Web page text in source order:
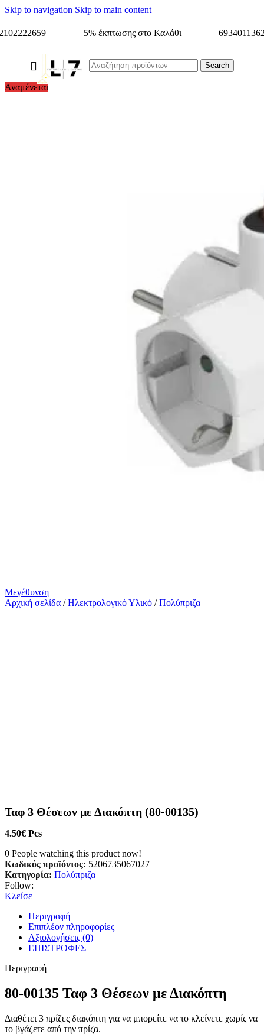
Skip to navigation Skip to main content
5% έκπτωσης στο Καλάθι
Search
Αναμένεται
Μεγέθυνση
Αρχική σελίδα / Ηλεκτρολογικό Υλικό / Πολύπριζα
Ταφ 3 Θέσεων με Διακόπτη (80-00135)
4.50€ Pcs
0 People watching this product now!
Κωδικός προϊόντος: 5206735067027
Κατηγορία: Πολύπριζα
Follow:
Κλείσε
Περιγραφή
Επιπλέον πληροφορίες
Αξιολογήσεις (0)
ΕΠΙΣΤΡΟΦΕΣ
Περιγραφή
80-00135 Ταφ 3 Θέσεων με Διακόπτη
Διαθέτει 3 πρίζες διακόπτη για να μπορείτε να το κλείνετε χωρίς να
το βγάζετε από την πρίζα.